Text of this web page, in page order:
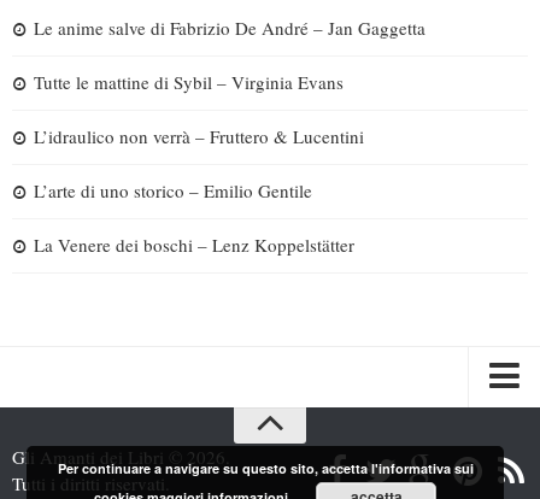
Le anime salve di Fabrizio De André – Jan Gaggetta
Tutte le mattine di Sybil – Virginia Evans
L’idraulico non verrà – Fruttero & Lucentini
L’arte di uno storico – Emilio Gentile
La Venere dei boschi – Lenz Koppelstätter
Recensioni
Gli Amanti dei Libri © 2026.
Tutti i diritti riservati.
Per continuare a navigare su questo sito, accetta l'informativa sui